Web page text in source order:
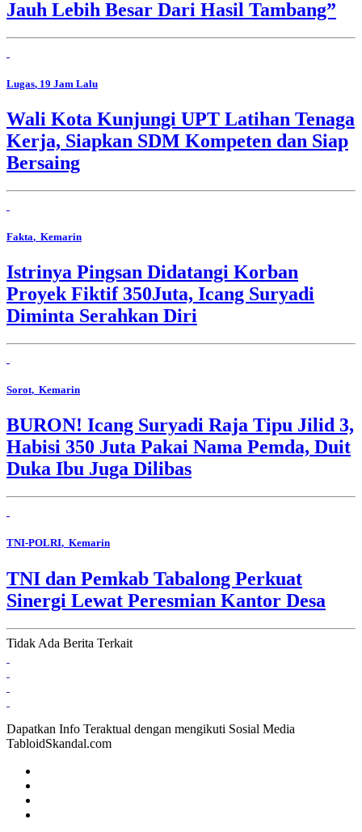
Jauh Lebih Besar Dari Hasil Tambang”
Lugas, 19 Jam Lalu
Wali Kota Kunjungi UPT Latihan Tenaga
Kerja, Siapkan SDM Kompeten dan Siap
Bersaing
Fakta, Kemarin
Istrinya Pingsan Didatangi Korban
Proyek Fiktif 350Juta, Icang Suryadi
Diminta Serahkan Diri
Sorot, Kemarin
BURON! Icang Suryadi Raja Tipu Jilid 3,
Habisi 350 Juta Pakai Nama Pemda, Duit
Duka Ibu Juga Dilibas
TNI-POLRI, Kemarin
TNI dan Pemkab Tabalong Perkuat
Sinergi Lewat Peresmian Kantor Desa
Tidak Ada Berita Terkait
Dapatkan Info Teraktual dengan mengikuti Sosial Media
TabloidSkandal.com